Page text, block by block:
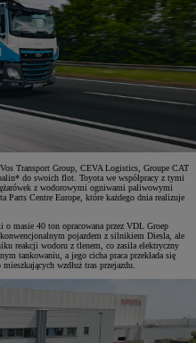
Transport Group, CEVA Logistics, Groupe CAT
do swoich flot. Toyota we współpracy z tymi
z wodorowymi ogniwami paliwowymi
Parts Centre Europe, które każdego dnia realizuje
masie 40 ton opracowana przez VDL Groep
pojazdem z silnikiem Diesla, ale
reakcji wodoru z tlenem, co zasila elektryczny
tankowaniu, a jego cicha praca przekłada się
wzdłuż tras przejazdu.